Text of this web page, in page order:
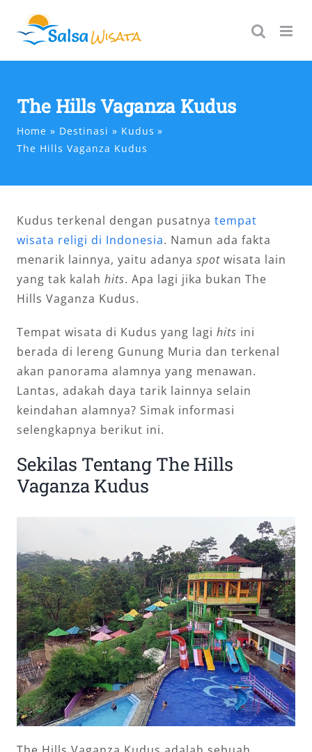
content
The Hills Vaganza Kudus
Home Destinasi
Kudus
The Hills Vaganza Kudus
Kudus terkenal dengan pusatnya tempat
wisata religi di Indonesia. Namun ada fakta
menarik lainnya, yaitu adanya spotwisata lain
yang tak kalah hits. Apa lagi jika bukan The
Hills Vaganza Kudus.
Tempat wisata di Kudus yang lagi hits ini
berada di lereng Gunung Muria dan terkenal
akan panorama alamnya yang menawan.
Lantas, adakah daya tarik lainnya selain
keindahan alamnya? Simak informasi
selengkapnya berikut ini.
Sekilas Tentang The Hills
Vaganza Kudus